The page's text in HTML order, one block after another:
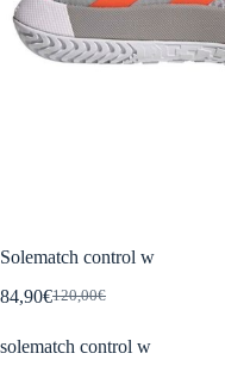
Solematch control w
120,00€
Il
originale
84,90€Il
attuale
solematch control w